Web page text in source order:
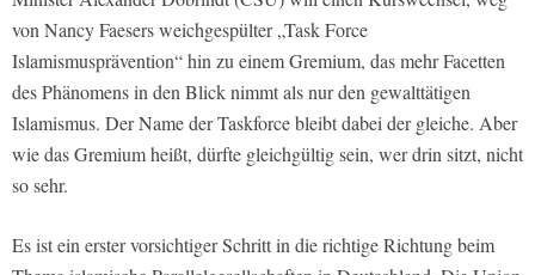
von Nancy Faesers weichgespülter „Task Force
Islamismusprävention“ hin zu einem Gremium, das mehr Facetten
des Phänomens in den Blick nimmt als nur den gewalttätigen
Islamismus. Der Name der Taskforce bleibt dabei der gleiche. Aber
wie das Gremium heißt, dürfte gleichgültig sein, wer drin sitzt, nicht
so sehr.
Es ist ein erster vorsichtiger Schritt in die richtige Richtung beim